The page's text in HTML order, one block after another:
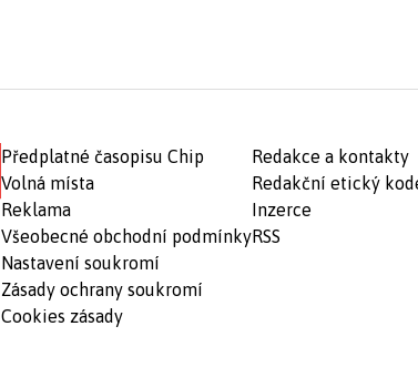
Předplatné časopisu Chip
Volná místa
Reklama
Všeobecné obchodní podmínky
Nastavení soukromí
Zásady ochrany soukromí
Cookies zásady
Redakce a kontakty
Redakční etický
Inzerce
RSS